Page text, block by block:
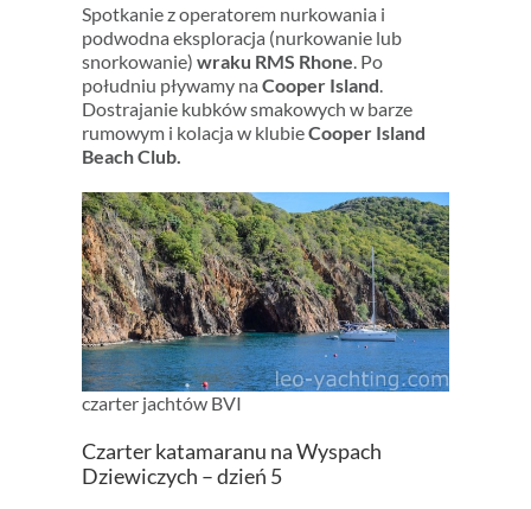
Spotkanie z operatorem nurkowania i
podwodna eksploracja (nurkowanie lub
snorkowanie) wraku RMS Rhone. Po
południu pływamy na Cooper Island.
Dostrajanie kubków smakowych w barze
rumowym i kolacja w klubieCooper Island
Beach Club.
czarter jachtów BVI
Czarter katamaranu na Wyspach
Dziewiczych – dzień 5